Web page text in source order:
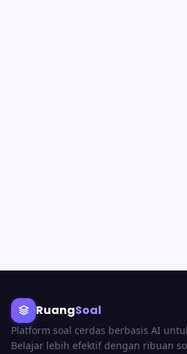
RuangSoal
Platform soal cerdas berbasis AI
Belajar lebih efektif dengan ribuan